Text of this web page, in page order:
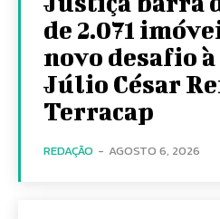
de 2.071
novo desafio
Júlio César
Terracap
REDAÇÃO - AGOSTO 6, 2026